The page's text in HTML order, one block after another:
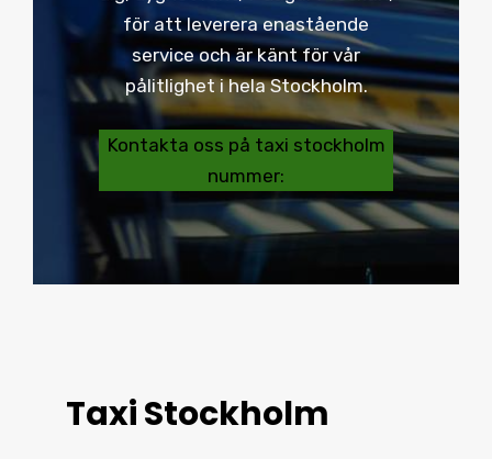
för att leverera enastående
service och är känt för vår
pålitlighet i hela Stockholm.
Kontakta oss på taxi stockholm
nummer:
Taxi Stockholm